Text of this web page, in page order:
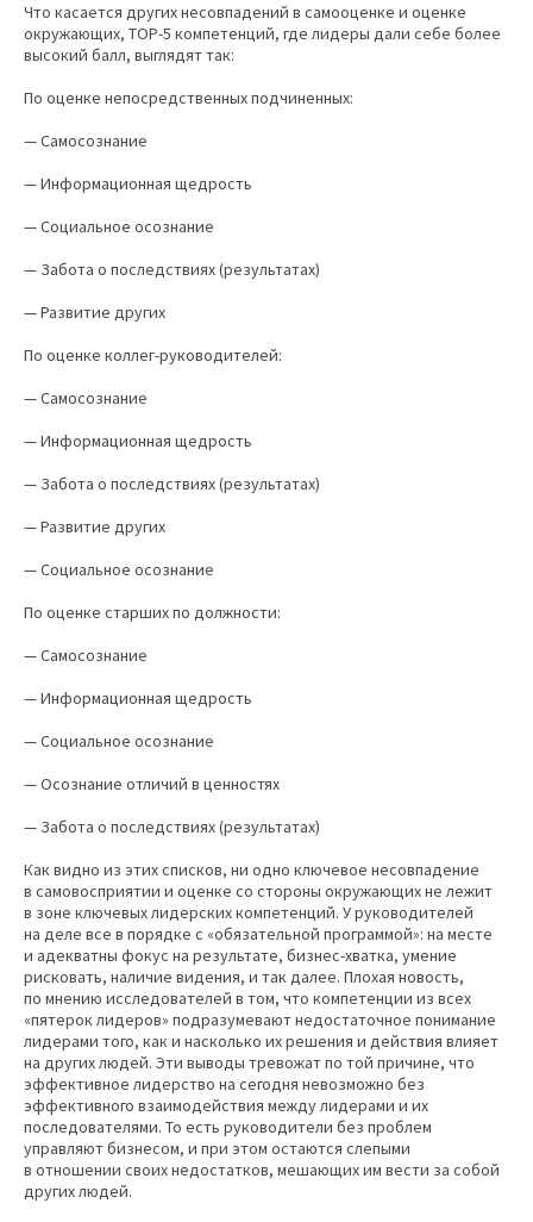
Что касается других несовпадений в самооценке и оценке
окружающих, ТОР-5 компетенций, где лидеры дали себе более
высокий балл, выглядят так:
По оценке непосредственных подчиненных:
— Самосознание
— Информационная щедрость
— Социальное осознание
— Забота о последствиях (результатах)
— Развитие других
По оценке коллег-руководителей:
— Самосознание
— Информационная щедрость
— Забота о последствиях (результатах)
— Развитие других
— Социальное осознание
По оценке старших по должности:
— Самосознание
— Информационная щедрость
— Социальное осознание
— Осознание отличий в ценностях
— Забота о последствиях (результатах)
Как видно из этих списков, ни одно ключевое несовпадение
в самовосприятии и оценке со стороны окружающих не лежит
в зоне ключевых лидерских компетенций. У руководителей
на деле все в порядке с «обязательной программой»: на месте
и адекватны фокус на результате, бизнес-хватка, умение
рисковать, наличие видения, и так далее. Плохая новость,
по мнению исследователей в том, что компетенции из всех
«пятерок лидеров» подразумевают недостаточное понимание
лидерами того, как и насколько их решения и действия влияет
на других людей. Эти выводы тревожат по той причине, что
эффективное лидерство на сегодня невозможно без
эффективного взаимодействия между лидерами и их
последователями. То есть руководители без проблем
управляют бизнесом, и при этом остаются слепыми
в отношении своих недостатков, мешающих им вести за собой
других людей.